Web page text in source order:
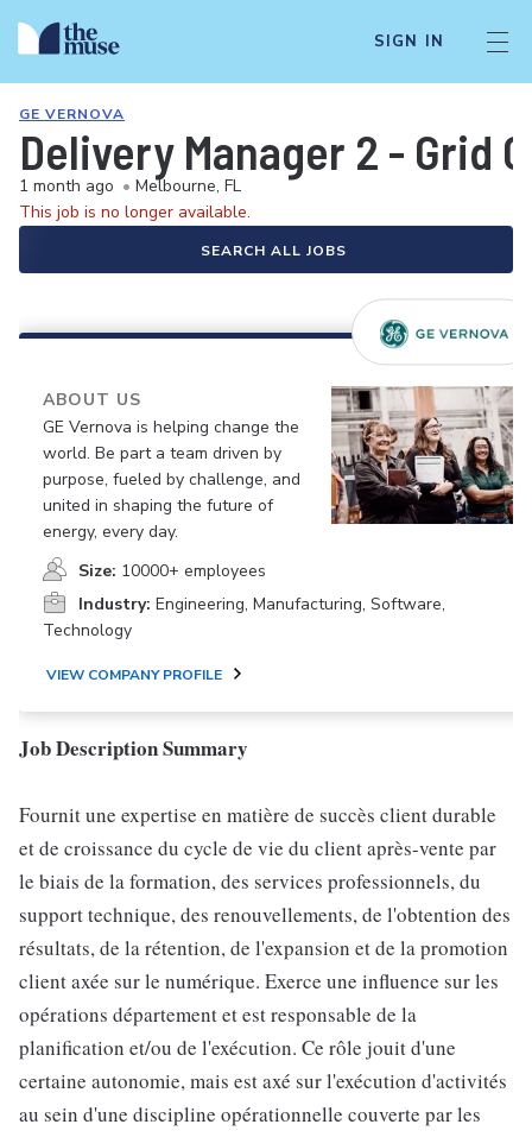
SIGN IN
GE VERNOVA
Delivery Manager 2 - Grid
1 month ago • Melbourne, FL
This job is no longer available.
SEARCH ALL JOBS
ABOUT US
GE Vernova is helping change the
world. Be part a team driven by
purpose, fueled by challenge, and
united in shaping the future of
energy, every day.
Size: 10000+ employees
Industry: Engineering, Manufacturing, Software,
Technology
VIEW COMPANY PROFILE
Job Description Summary
Fournit une expertise en matière de succès client durable
et de croissance du cycle de vie du client après-vente par
le biais de la formation, des services professionnels, du
support technique, des renouvellements, de l'obtention des
résultats, de la rétention, de l'expansion et de la promotion
client axée sur le numérique. Exerce une influence sur les
opérations département et est responsable de la
planification et/ou de l'exécution. Ce rôle jouit d'une
certaine autonomie, mais est axé sur l'exécution d'activités
au sein d'une discipline opérationnelle couverte par les